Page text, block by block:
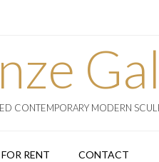
CONTEMPORARY MODERN
FOR RENT CONTACT